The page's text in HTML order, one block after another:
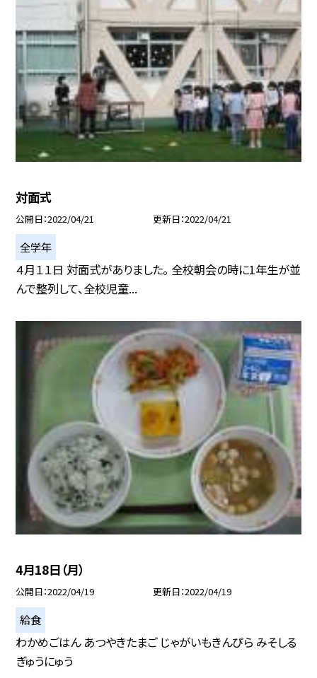
対面式
公開日 2022/04/21 更新日 2022/04/21
全学年
４月１１日 対面式がありました。 全校朝会の時に1年生が並
んで整列して、全校児童...
4月18日（月）
公開日 2022/04/19 更新日 2022/04/19
給食
わかめごはん あつやきたまご じゃがいもきんぴら みそしる
ぎゅうにゅう